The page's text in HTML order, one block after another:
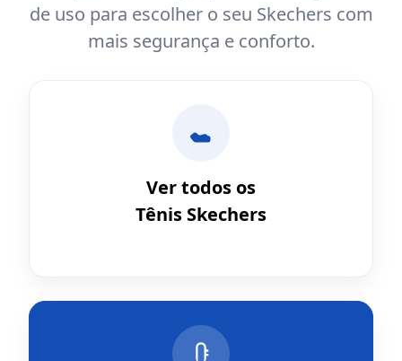
de uso para escolher o seu Skechers com
mais segurança e conforto.
Ver todos os
Tênis Skechers